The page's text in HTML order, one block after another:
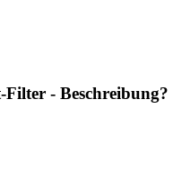
- Beschreibung?